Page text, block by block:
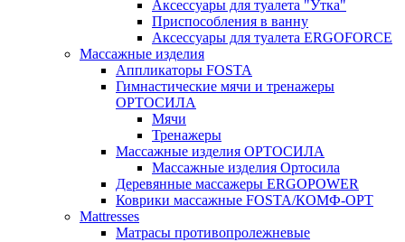
Аксессуары для туалета "Утка"
Приспособления в ванну
Аксессуары для туалета ERGOFORCE
Массажные изделия
Аппликаторы FOSTA
Гимнастические мячи и тренажеры
ОРТОСИЛА
Мячи
Тренажеры
Массажные изделия ОРТОСИЛА
Массажные изделия Ортосила
Деревянные массажеры ERGOPOWER
Коврики массажные FOSTA/КОМФ-ОРТ
Мattresses
Матрасы противопролежневые